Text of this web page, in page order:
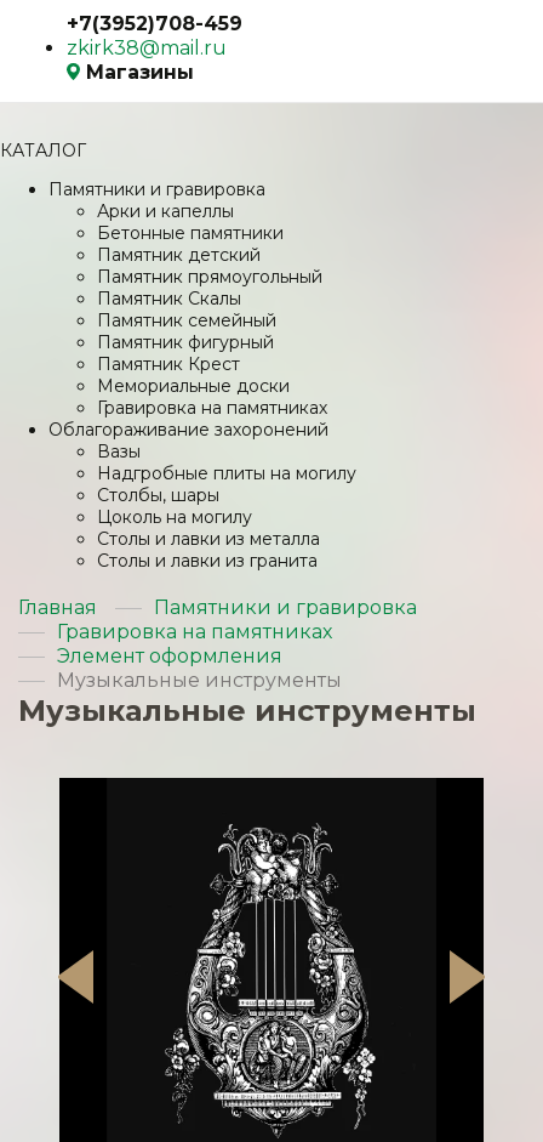
+7(3952)708-459
zkirk38@mail.ru
Магазины
КАТАЛОГ
Памятники и гравировка
Арки и капеллы
Бетонные памятники
Памятник детский
Памятник прямоугольный
Памятник Скалы
Памятник семейный
Памятник фигурный
Памятник Крест
Мемориальные доски
Гравировка на памятниках
Облагораживание захоронений
Вазы
Надгробные плиты на могилу
Столбы, шары
Цоколь на могилу
Столы и лавки из металла
Столы и лавки из гранита
Главная
Памятники и гравировка
Гравировка на памятниках
Элемент оформления
Музыкальные инструменты
Музыкальные инструменты